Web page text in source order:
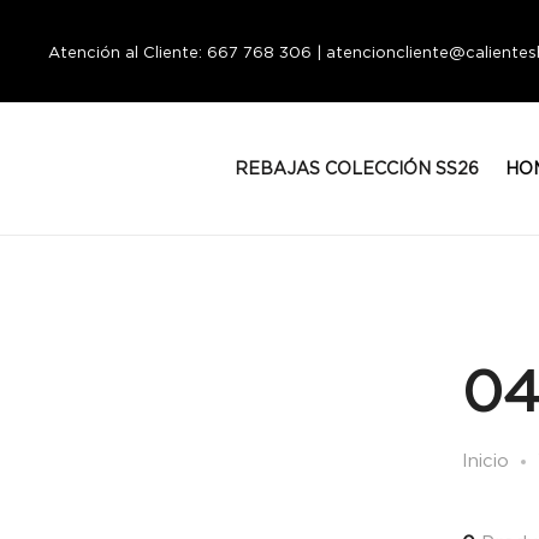
Atención al Cliente: 667 768 306 |
REBAJAS COLECCIÓN SS26
Inicio